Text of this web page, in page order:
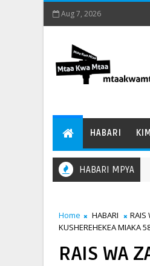
Aug 7, 2026
HABARI
HABARI MPYA
Home HABARI
RAIS
KUSHEREHEKEA MIAKA
RAIS WA